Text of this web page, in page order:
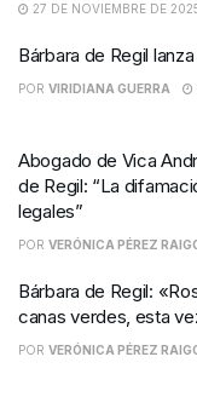
27 DE NOVIEMBRE DE
Bárbara de Regil
POR VIRIDIANA GUERRA
Abogado de Vica
de Regil: “La
legales”
POR VERÓNICA PÉREZ
Bárbara de Regil:
canas verdes, esta
POR VERÓNICA PÉREZ